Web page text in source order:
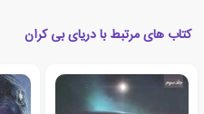
کتاب های مرتبط با دریای بی کران